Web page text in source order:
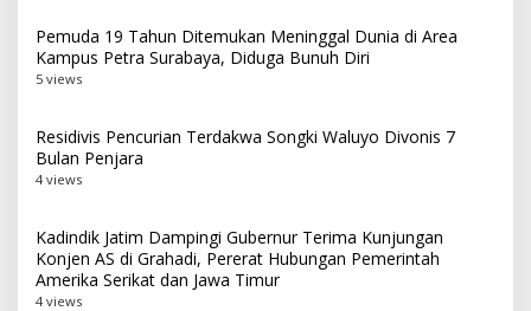
Pemuda 19 Tahun Ditemukan Meninggal Dunia di Area
Kampus Petra Surabaya, Diduga Bunuh Diri
5 views
Residivis Pencurian Terdakwa Songki Waluyo Divonis 7
Bulan Penjara
4 views
Kadindik Jatim Dampingi Gubernur Terima Kunjungan
Konjen AS di Grahadi, Pererat Hubungan Pemerintah
Amerika Serikat dan Jawa Timur
4 views